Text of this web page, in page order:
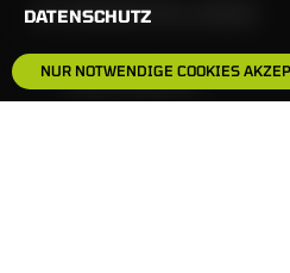
BANKEINSTELLUNGEN
HÄUFIG GESUCHT:
DATENSCHUTZ
NUR NOTWENDIGE COOKIES